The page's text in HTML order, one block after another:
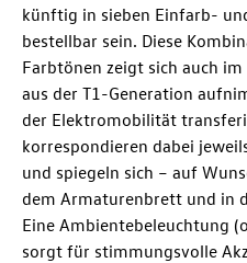
künftig in sieben Einfarb-
bestellbar sein. Diese
Farbtönen zeigt sich auch
aus der T1-Generation
der Elektromobilität
korrespondieren dabei
und spiegeln sich – auf
dem Armaturenbrett und in
Eine Ambientebeleuchtung
sorgt für stimmungsvolle